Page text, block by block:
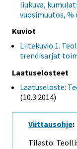
liukuva,
vuosimuutos, %
Kuviot
Liitekuvio 1.
trendisarjat
Laatuselosteet
Laatuseloste:
(10.3.2014)
Viittausohje:
Tilasto: